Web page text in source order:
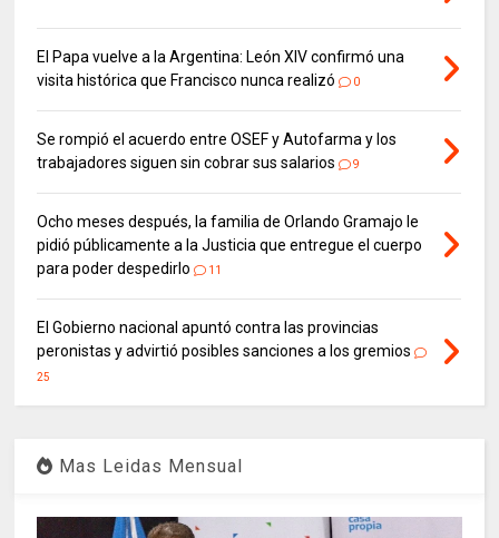
El Papa vuelve a la Argentina: León XIV confirmó una
visita histórica que Francisco nunca realizó
0
Se rompió el acuerdo entre OSEF y Autofarma y los
trabajadores siguen sin cobrar sus salarios
9
Ocho meses después, la familia de Orlando Gramajo le
pidió públicamente a la Justicia que entregue el cuerpo
para poder despedirlo
11
El Gobierno nacional apuntó contra las provincias
peronistas y advirtió posibles sanciones a los gremios
25
Mas Leidas Mensual